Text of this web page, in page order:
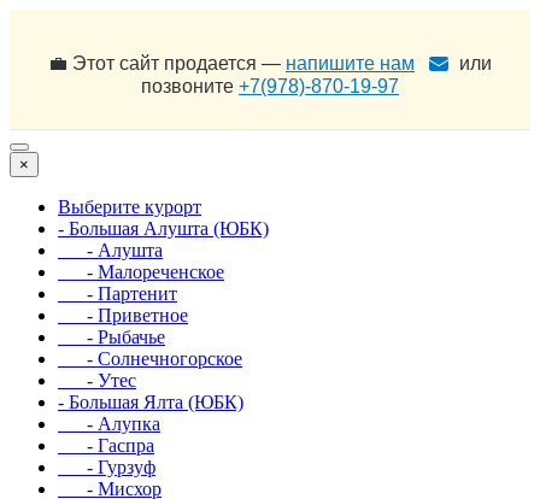
💼 Этот сайт продается — напишите нам
или
позвоните +7(978)-870-19-97
×
Выберите курорт
- Большая Алушта (ЮБК)
- Алушта
- Малореченское
- Партенит
- Приветное
- Рыбачье
- Солнечногорское
- Утес
- Большая Ялта (ЮБК)
- Алупка
- Гаспра
- Гурзуф
- Мисхор